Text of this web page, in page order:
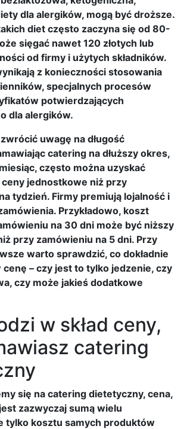
dla alergików, mogą być droższe.
diet często zaczyna się od 80-
sięgać nawet 120 złotych lub
od firmy i użytych składników.
z konieczności stosowania
specjalnych procesów
potwierdzających
dla alergików.
uwagę na długość
catering na dłuższy okres,
często można uzyskać
jednostkowe niż przy
tydzień. Firmy premiują lojalność i
Przykładowo, koszt
na 30 dni może być niższy
przy zamówieniu na 5 dni. Przy
warto sprawdzić, co dokładnie
– czy jest to tylko jedzenie, czy
czy może jakieś dodatkowe
w skład ceny,
catering
się na catering dietetyczny, cena,
zazwyczaj sumą wielu
tylko kosztu samych produktów